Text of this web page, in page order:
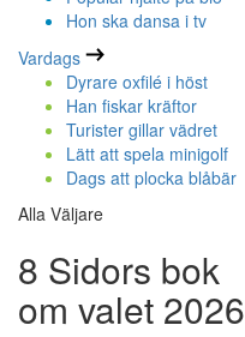
Hon ska dansa i tv
Vardags
Dyrare oxfilé i höst
Han fiskar kräftor
Turister gillar vädret
Lätt att spela minigolf
Dags att plocka blåbär
Alla Väljare
8 Sidors bok
om valet 2026